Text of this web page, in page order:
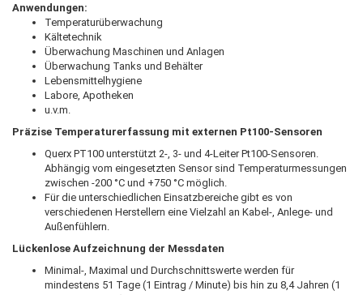
Anwendungen:
Temperaturüberwachung
Kältetechnik
Überwachung Maschinen und Anlagen
Überwachung Tanks und Behälter
Lebensmittelhygiene
Labore, Apotheken
u.v.m.
Präzise Temperaturerfassung mit externen Pt100-Sensoren
Querx PT100 unterstützt 2-, 3- und 4-Leiter Pt100-Sensoren.
Abhängig vom eingesetzten Sensor sind Temperaturmessungen
zwischen -200 °C und +750 °C möglich.
Für die unterschiedlichen Einsatzbereiche gibt es von
verschiedenen Herstellern eine Vielzahl an Kabel-, Anlege- und
Außenfühlern.
Lückenlose Aufzeichnung der Messdaten
Minimal-, Maximal und Durchschnittswerte werden für
mindestens 51 Tage (1 Eintrag / Minute) bis hin zu 8,4 Jahren (1